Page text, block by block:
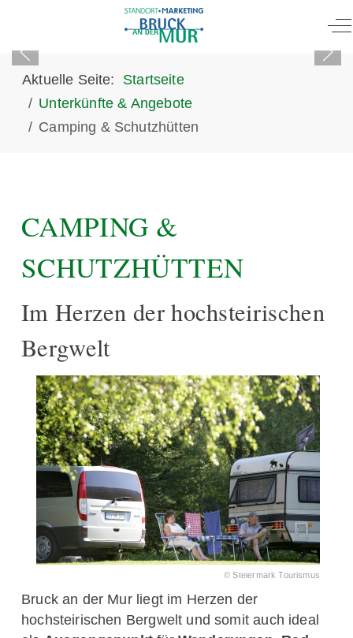
Aktuelle Seite: Startseite
Unterkünfte & Angebote
Camping & Schutzhütten
CAMPING &
SCHUTZHÜTTEN
Im Herzen der hochsteirischen
Bergwelt
© Steiermark Tourismus
Bruck an der Mur liegt im Herzen der
hochsteirischen Bergwelt und somit auch ideal